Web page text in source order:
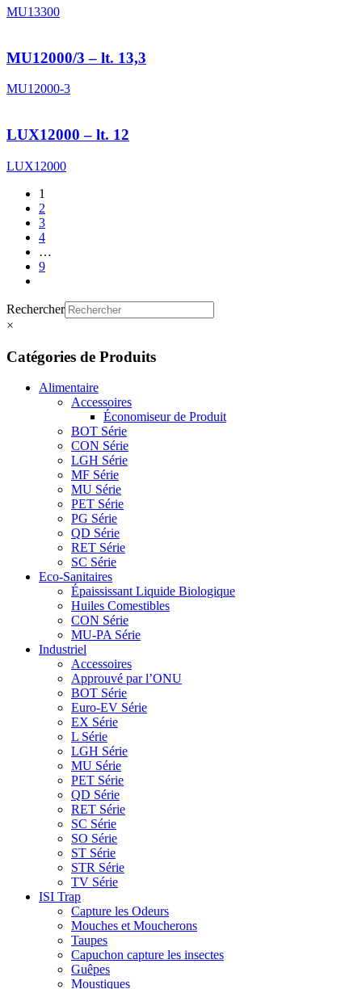
MU13300
MU12000/3 – lt. 13,3
MU12000-3
LUX12000 – lt. 12
LUX12000
1
2
3
4
…
9
Rechercher
×
Catégories de Produits
Alimentaire
Accessoires
Économiseur de Produit
BOT Série
CON Série
LGH Série
MF Série
MU Série
PET Série
PG Série
QD Série
RET Série
SC Série
Eco-Sanitaires
Épaississant Liquide Biologique
Huiles Comestibles
CON Série
MU-PA Série
Industriel
Accessoires
Approuvé par l’ONU
BOT Série
Euro-EV Série
EX Série
L Série
LGH Série
MU Série
PET Série
QD Série
RET Série
SC Série
SO Série
ST Série
STR Série
TV Série
ISI Trap
Capture les Odeurs
Mouches et Moucherons
Taupes
Capuchon capture les insectes
Guêpes
Moustiques